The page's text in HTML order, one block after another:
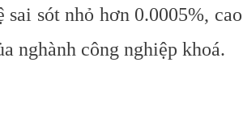
sót nhỏ hơn 0.0005%, cao
nghành công nghiệp khoá.